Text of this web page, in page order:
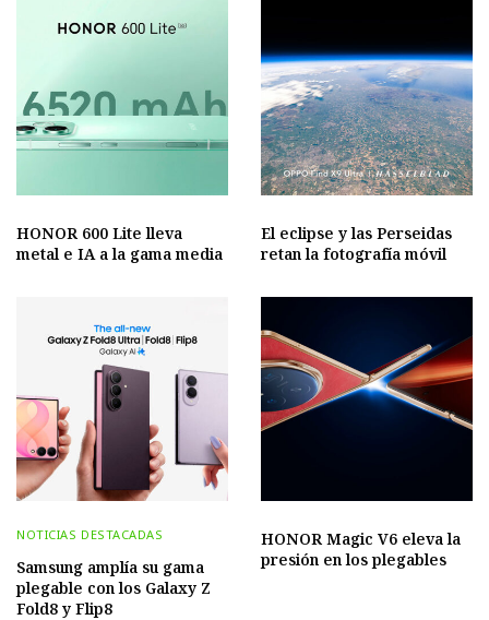
HONOR 600 Lite lleva
metal e IA a la gama media
El eclipse y las Perseidas
retan la fotografía móvil
NOTICIAS DESTACADAS
Samsung amplía su gama
plegable con los Galaxy Z
Fold8 y Flip8
HONOR Magic V6 eleva la
presión en los plegables